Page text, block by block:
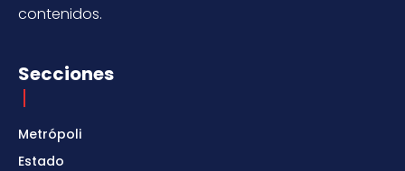
contenidos.
Secciones
Metrópoli
Estado